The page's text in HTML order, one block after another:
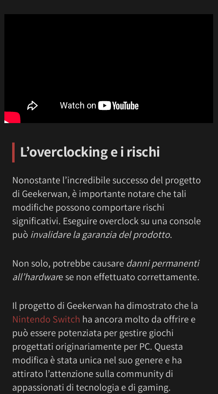
L’overclocking e i rischi
Nonostante l’incredibile successo del progetto
di Geekerwan, è importante notare che tali
modifiche possono comportare rischi
significativi. Eseguire overclock su una console
può invalidare la garanzia del prodotto.
Non solo, potrebbe causare danni permanenti
all’hardware se non effettuato correttamente.
Il progetto di Geekerwan ha dimostrato che la
Nintendo Switch ha ancora molto da offrire e
può essere potenziata per gestire giochi
progettati originariamente per PC. Questa
modifica è stata unica nel suo genere e ha
attirato l’attenzione sulla community di
appassionati di tecnologia e di gaming.